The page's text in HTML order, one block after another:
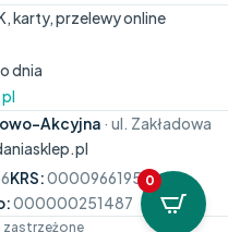
karty, przelewy online
dnia
Akcyjna · ul. Zakładowa
KRS:0000966195
000000251487
zastrzeżone
0